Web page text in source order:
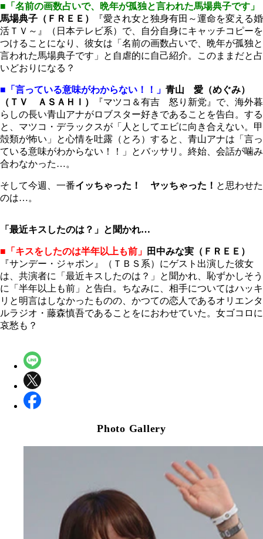
■「名前の画数占いで、晩年が孤独と言われた馬場典子です」
馬場典子（ＦＲＥＥ）
『愛され女と独身有田～運命を変える婚
活ＴＶ～』（日本テレビ系）で、自分自身にキャッチコピーを
つけることになり、彼女は「名前の画数占いで、晩年が孤独と
言われた馬場典子です」と自虐的に自己紹介。このままだと占
いどおりになる？
■「言っている意味がわからない！！」 青山 愛（めぐみ）
（ＴＶ ＡＳＡＨＩ）
『マツコ＆有吉 怒り新党』で、海外暮
らしの長い青山アナがロブスター好きであることを告白。する
と、マツコ・デラックスが「人としてエビに向き合えない。甲
殻類が怖い」と心情を吐露（とろ）すると、青山アナは「言っ
ている意味がわからない！！」とバッサリ。終始、会話が噛み
合わなかった…。
そして今週、一番イッちゃった！ ヤッちゃった！ と思わせた
のは…。
「最近キスしたのは？」と聞かれ…
■「キスをしたのは半年以上も前」
田中みな実（ＦＲＥＥ）
『サンデー・ジャポン』（ＴＢＳ系）にゲスト出演した彼女
は、共演者に「最近キスしたのは？」と聞かれ、恥ずかしそう
に「半年以上も前」と告白。ちなみに、相手についてはハッキ
リと明言はしなかったものの、かつての恋人であるオリエンタ
ルラジオ・藤森慎吾であることをにおわせていた。女ゴコロに
哀愁も？
Photo Gallery